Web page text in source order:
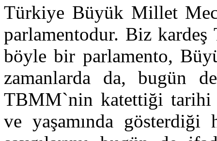
Türkiye Büyük Millet
parlamentodur. Biz kardeş
böyle bir parlamento,
zamanlarda da, bugün
TBMM`nin katettiği tarihi
ve yaşamında gösterdiği